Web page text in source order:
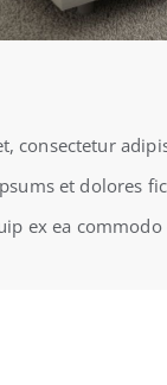
consectetur
et dolores
ex ea commodo